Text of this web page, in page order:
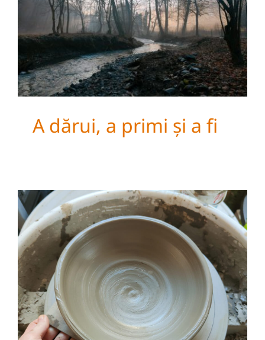
A dărui, a primi și a fi
A dărui, a primi și a fi
Sufletul si lutul